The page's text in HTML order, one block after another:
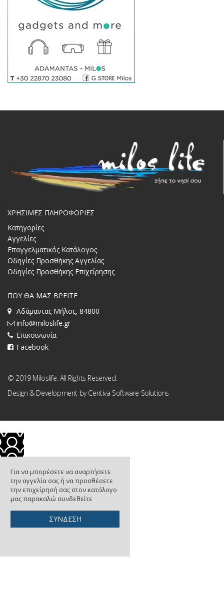
ΧΡΗΣΙΜΕΣ ΠΛΗΡΟΦΟΡΙΕΣ
Κατηγορίες
Αγγελίες
Επαγγελματικός Κατάλογος
Οδηγίες Προσθήκης Αγγελίας
Οδηγίες Προσθήκης Επιχείρησης
ΠΟΥ ΘΑ ΜΑΣ ΒΡΕΙΤΕ
Αδάμαντας Μήλος, 84800
info@miloslife.gr
Επικοινωνία
Facebook
© 2019 Miloslife. All Rights Reserved.
Design & Development byCentiva Software Solutions
Για να μπορέσετε να αναρτήσετε
την αγγελία σας ή να προσθέσετε
την επιχείρησή σας στον κατάλογο
μας παρακαλώ συνδεθείτε
ΣΥΝΔΕΣΗ